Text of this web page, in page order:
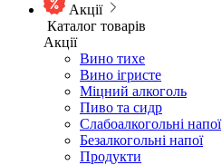
Акції
Каталог товарів
Акції
Вино тихе
Вино ігристе
Міцний алкоголь
Пиво та сидр
Слабоалкогольні напої
Безалкогольні напої
Продукти